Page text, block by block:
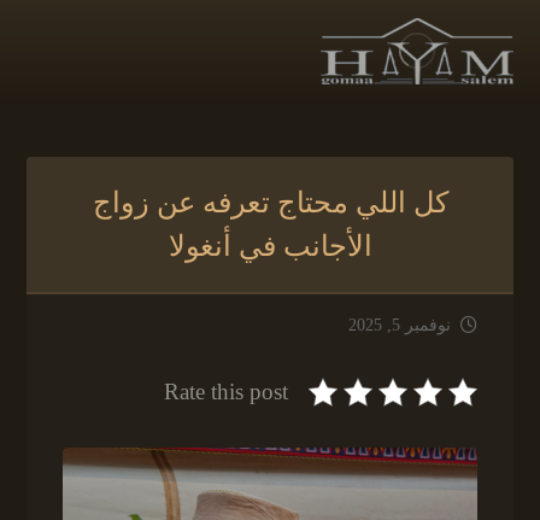
كل اللي محتاج تعرفه عن زواج
الأجانب في أنغولا
نوفمبر 5, 2025
Rate this post